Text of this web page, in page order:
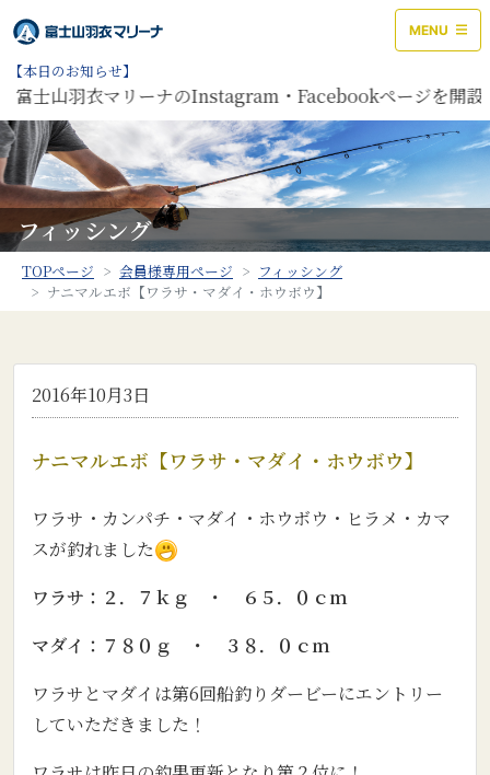
MENU
【本日のお知らせ】
士山羽衣マリーナのInstagram・Facebookページを開設し
フィッシング
TOPページ 会員様専用ページ
フィッシング
ナニマルエボ【ワラサ・マダイ・ホウボウ】
2016年10月3日
ナニマルエボ【ワラサ・マダイ・ホウボウ】
ワラサ・カンパチ・マダイ・ホウボウ・ヒラメ・カマ
スが釣れました
ワラサ：２．７ｋｇ ・ ６５．０ｃｍ
マダイ：７８０ｇ ・ ３８．０ｃｍ
ワラサとマダイは第6回船釣りダービーにエントリー
していただきました！